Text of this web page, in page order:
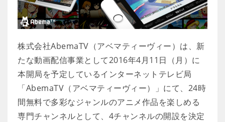
株式会社AbemaTV（アベマティーヴィー）は、新
たな動画配信事業として2016年4月11日（月）に
本開局を予定しているインターネットテレビ局
「AbemaTV（アベマティーヴィー）」にて、24時
間無料で多彩なジャンルのアニメ作品を楽しめる
専門チャンネルとして、4チャンネルの開設を決定